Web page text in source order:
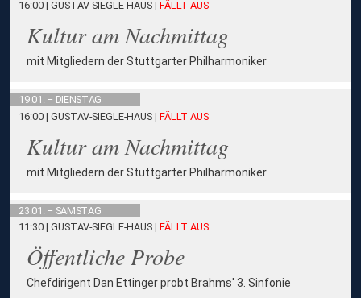
16:00 | GUSTAV-SIEGLE-HAUS|FÄLLT AUS
Kultur am Nachmittag
mit Mitgliedern der Stuttgarter Philharmoniker
19.01. – DIENSTAG
16:00 | GUSTAV-SIEGLE-HAUS|FÄLLT AUS
Kultur am Nachmittag
mit Mitgliedern der Stuttgarter Philharmoniker
23.01. – SAMSTAG
11:30 | GUSTAV-SIEGLE-HAUS|FÄLLT AUS
Öffentliche Probe
Chefdirigent Dan Ettinger probt Brahms' 3. Sinfonie